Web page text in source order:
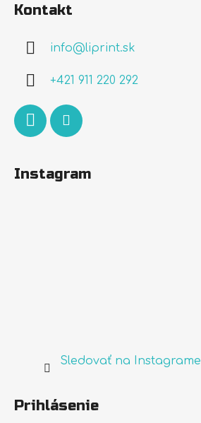
Kontakt
info@liprint.sk
+421 911 220 292
Instagram
Sledovať na Instagrame
Prihlásenie